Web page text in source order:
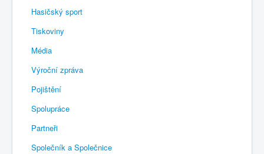
Hasičský sport
Tiskoviny
Média
Výroční zpráva
Pojištění
Spolupráce
Partneři
Společník a Společnice